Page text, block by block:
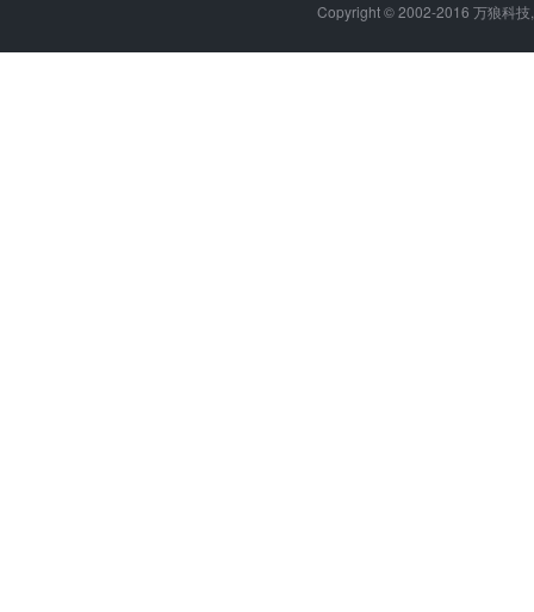
Copyright © 2002-2016 万狼科